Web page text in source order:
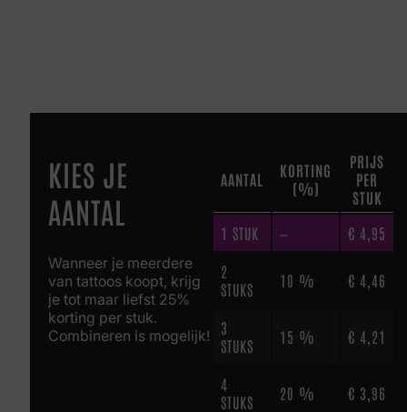
KIES JE
AANTAL
Wanneer je meerdere
van tattoos koopt, krijg
je tot maar liefst 25%
korting per stuk.
Combineren is mogelijk!
AANTAL
KORTING
(%)
PRIJS
PER
STUK
1 STUK — € 4,95
2
STUKS
10 % € 4,46
3
STUKS
15 % € 4,21
4
STUKS
20 % € 3,96